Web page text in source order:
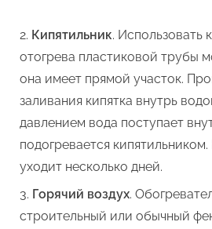
Кипятильник. Использовать
отогрева пластиковой трубы
она имеет прямой участок.
заливания кипятка внутрь
давлением вода поступает
подогревается
уходит несколько дней.
Горячий воздух.
строительный или обычный